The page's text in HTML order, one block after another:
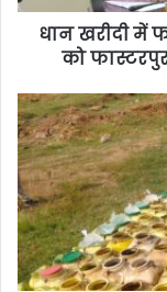
धान खरीदी में
को